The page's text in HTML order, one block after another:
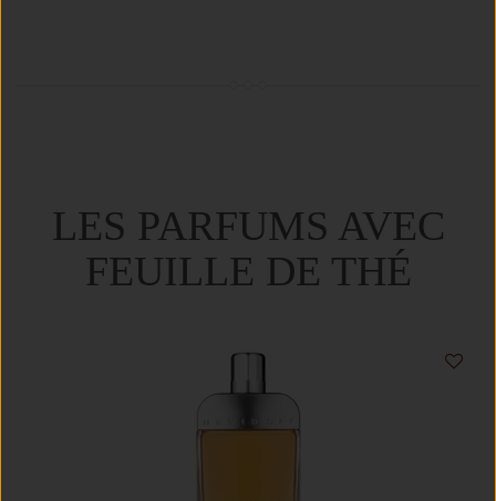
LES PARFUMS AVEC
FEUILLE DE THÉ